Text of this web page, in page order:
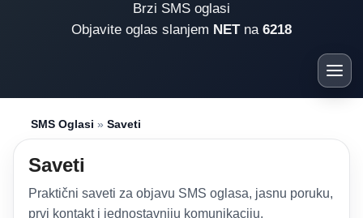
Brzi SMS oglasi
Objavite oglas slanjem NETna 6218
SMS Oglasi » Saveti
Saveti
Praktični saveti za objavu SMS oglasa, jasnu poruku,
prvi kontakt i jednostavniju komunikaciju.